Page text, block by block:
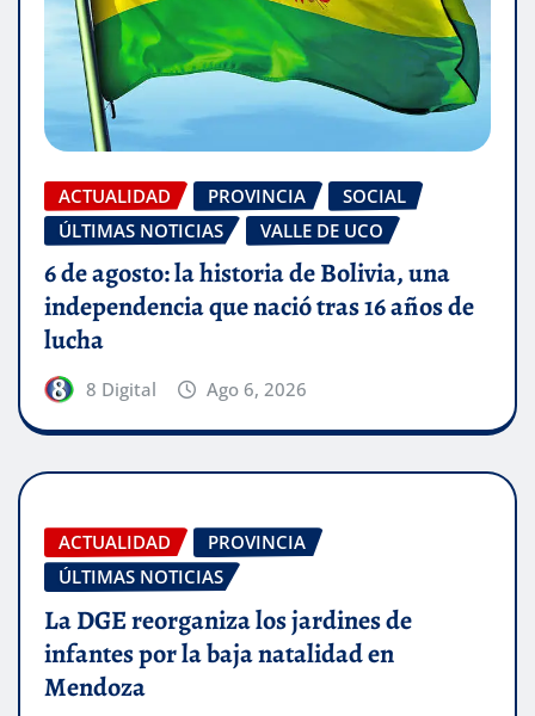
ACTUALIDAD PROVINCIA
SOCIAL
ÚLTIMAS NOTICIAS
VALLE DE UCO
6 de agosto: la historia de Bolivia, una
independencia que nació tras 16 años de
lucha
8 Digital Ago 6, 2026
ACTUALIDAD
PROVINCIA
ÚLTIMAS NOTICIAS
La DGE reorganiza los jardines de
infantes por la baja natalidad en
Mendoza